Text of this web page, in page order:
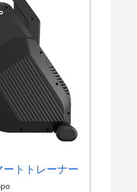
トトレーナー